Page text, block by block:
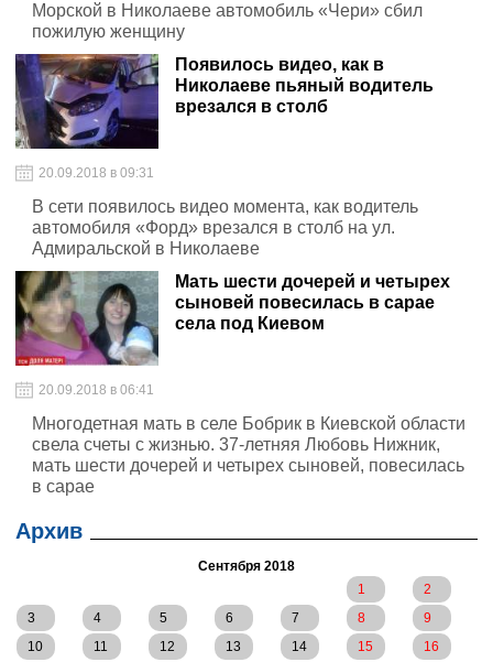
Морской в Николаеве автомобиль «Чери» сбил
пожилую женщину
Появилось видео, как в
Николаеве пьяный водитель
врезался в столб
20.09.2018 в 09:31
В сети появилось видео момента, как водитель
автомобиля «Форд» врезался в столб на ул.
Адмиральской в Николаеве
Мать шести дочерей и четырех
сыновей повесилась в сарае
села под Киевом
20.09.2018 в 06:41
Многодетная мать в селе Бобрик в Киевской области
свела счеты с жизнью. 37-летняя Любовь Нижник,
мать шести дочерей и четырех сыновей, повесилась
в сарае
Архив
Сентября 2018
1
2
3
4 5 6 7 8
9
10
11 12 13 14 15
16